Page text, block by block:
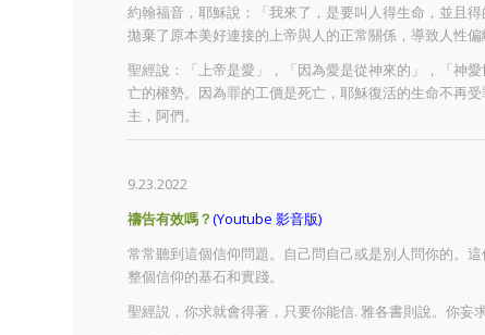
約翰福音，耶穌說：「我來了，是要叫人得生命，並且
拋棄了原本美好連接的上帝與人的正常關係，導致人性
聖經說：「上帝是愛」，「因為愛是從神來的」，「神
亡的權勢。因為罪的工價是死亡，耶穌復活的生命不再
主，阿們。
9.23.2022
禱告有效嗎？(Youtube 影音版)
常常聽到這個信仰問題。自己問自己或是別人問你的。
整個信仰的基石和實踐。
聖經説，你求就會得著，只要你能信. 雅各書則說。你妄